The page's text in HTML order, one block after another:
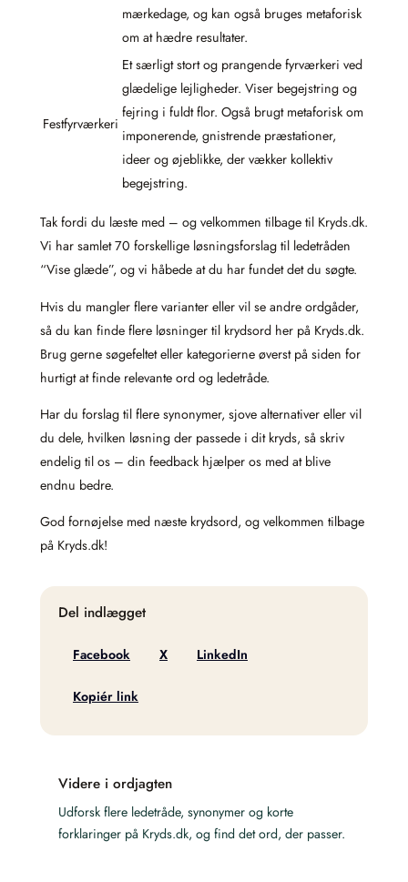
mærkedage, og kan også bruges metaforisk
om at hædre resultater.
Festfyrværkeri
Et særligt stort og prangende fyrværkeri ved
glædelige lejligheder. Viser begejstring og
fejring i fuldt flor. Også brugt metaforisk om
imponerende, gnistrende præstationer,
ideer og øjeblikke, der vækker kollektiv
begejstring.
Tak fordi du læste med – og velkommen tilbage til Kryds.dk.
Vi har samlet 70 forskellige løsningsforslag til ledetråden
“Vise glæde”, og vi håbede at du har fundet det du søgte.
Hvis du mangler flere varianter eller vil se andre ordgåder,
så du kan finde flere løsninger til krydsord her på Kryds.dk.
Brug gerne søgefeltet eller kategorierne øverst på siden for
hurtigt at finde relevante ord og ledetråde.
Har du forslag til flere synonymer, sjove alternativer eller vil
du dele, hvilken løsning der passede i dit kryds, så skriv
endelig til os – din feedback hjælper os med at blive
endnu bedre.
God fornøjelse med næste krydsord, og velkommen tilbage
på Kryds.dk!
Del indlægget
Facebook X LinkedIn
Kopiér link
Videre i ordjagten
Udforsk flere ledetråde, synonymer og korte
forklaringer på Kryds.dk, og find det ord, der passer.